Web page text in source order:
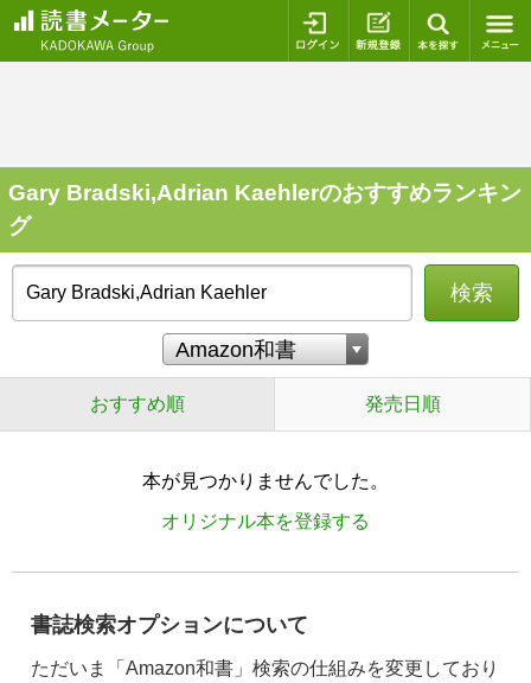
ログイン 新規登録
Gary Bradski,Adrian Kaehlerのおすすめランキン
グ
検索
おすすめ順 発売日順
本が見つかりませんでした。
オリジナル本を登録する
書誌検索オプションについて
ただいま「Amazon和書」検索の仕組みを変更しており